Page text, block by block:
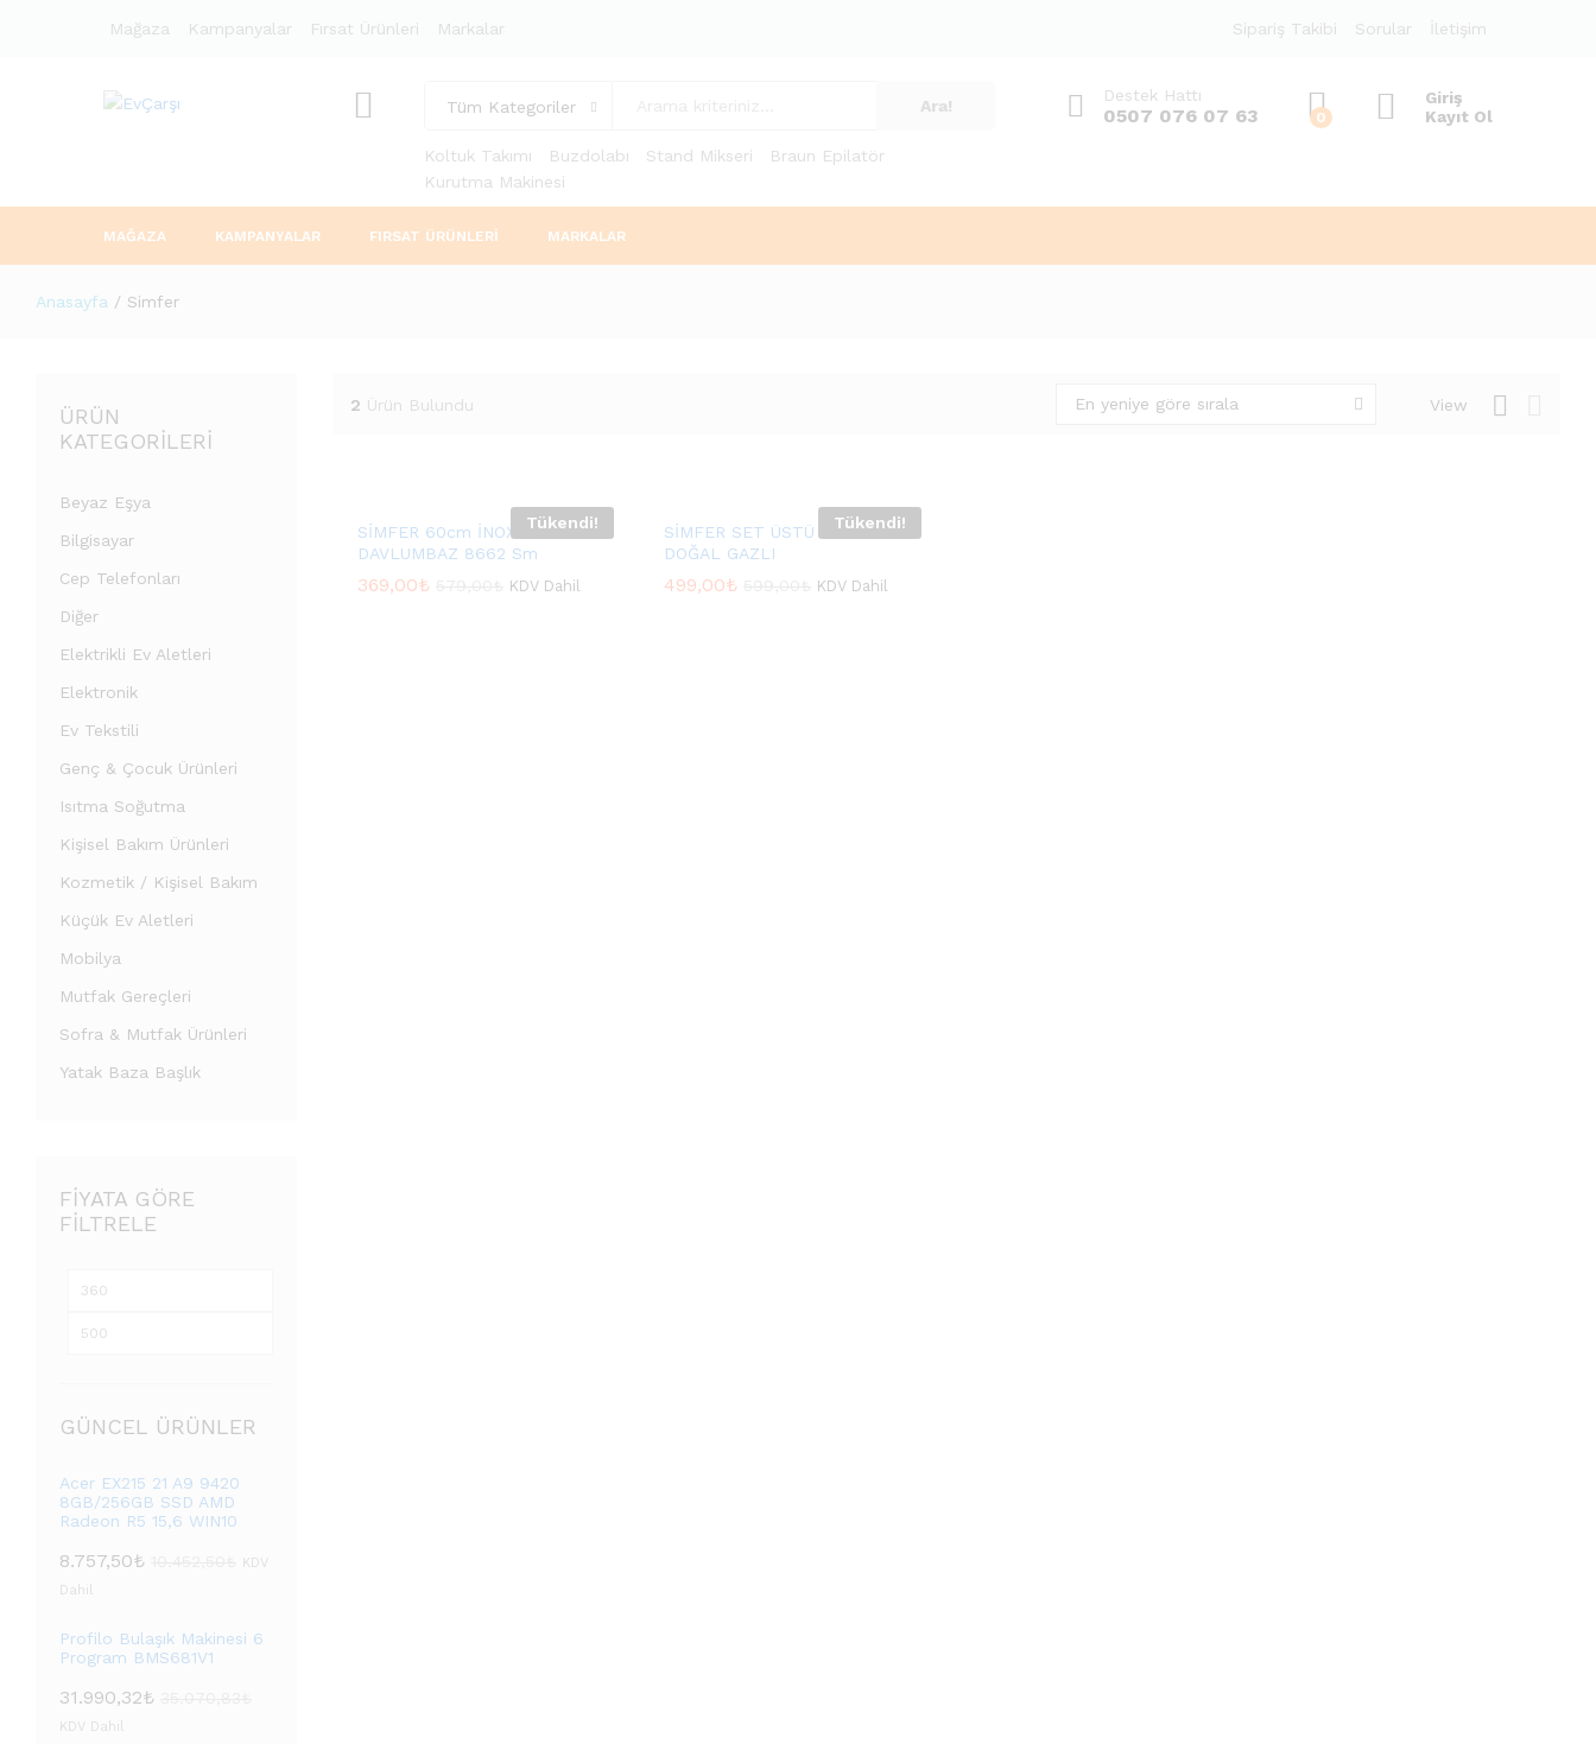
Mağaza Kampanyalar Fırsat Ürünleri Markalar Sipariş Takibi Sorular İletişim
Tüm Kategoriler Ara!
Koltuk Takımı Buzdolabı Stand Mikseri
Braun Epilatör
Kurutma Makinesi
Destek Hattı
0507 076 07 63 0
Giriş
Kayıt Ol
MAĞAZA KAMPANYALAR FIRSAT ÜRÜNLERI MARKALAR
Anasayfa / Simfer
2 Ürün Bulundu View
En yeniye göre sırala
Tükendi!
SİMFER 60cm İNOX
DAVLUMBAZ 8662 Sm
369,00₺ KDV Dahil
369,00₺
Tükendi!
SİMFER SET ÜSTÜ 3010 –
DOĞAL GAZLI
499,00₺ KDV Dahil
499,00₺
ÜRÜN
KATEGORILERI
Beyaz Eşya
Bilgisayar
Cep Telefonları
Diğer
Elektrikli Ev Aletleri
Elektronik
Ev Tekstili
Genç & Çocuk Ürünleri
Isıtma Soğutma
Kişisel Bakım Ürünleri
Kozmetik / Kişisel Bakım
Küçük Ev Aletleri
Mobilya
Mutfak Gereçleri
Sofra & Mutfak Ürünleri
Yatak Baza Başlık
FIYATA GÖRE
FILTRELE
GÜNCEL ÜRÜNLER
Acer EX215 21 A9 9420
8GB/256GB SSD AMD
Radeon R5 15,6 WIN10
8.757,50₺
KDV
Dahil
Profilo Bulaşık Makinesi 6
Program BMS681V1
31.990,32₺
KDV Dahil